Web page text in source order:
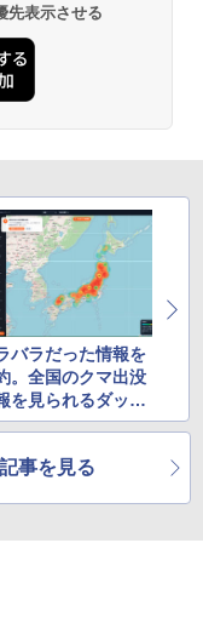
先表示させる
バラだった情報を
。全国のクマ出没
を見られるダッシ
ード公開
事を見る